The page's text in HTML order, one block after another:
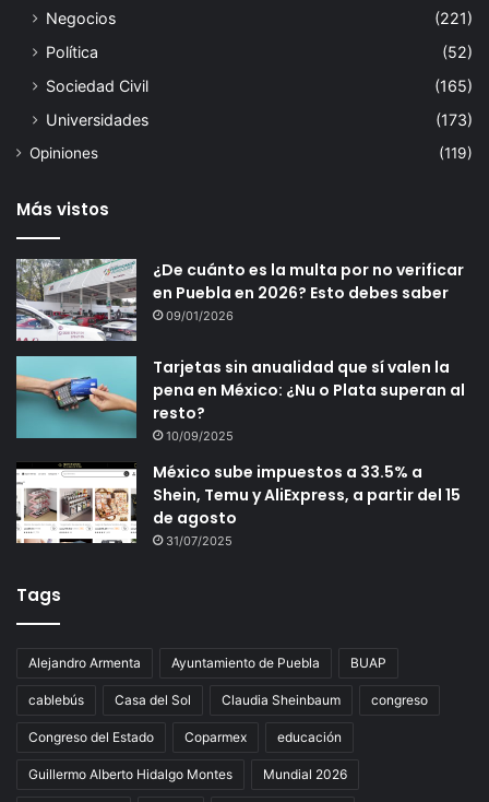
Negocios
(221)
Política
(52)
Sociedad Civil
(165)
Universidades
(173)
Opiniones (119)
Más vistos
¿De cuánto es la multa por no verificar
en Puebla en 2026? Esto debes saber
09/01/2026
Tarjetas sin anualidad que sí valen la
pena en México: ¿Nu o Plata superan al
resto?
10/09/2025
México sube impuestos a 33.5% a
Shein, Temu y AliExpress, a partir del 15
de agosto
31/07/2025
Tags
Alejandro Armenta Ayuntamiento de Puebla BUAP
cablebús Casa del Sol Claudia Sheinbaum congreso
Congreso del Estado Coparmex educación
Guillermo Alberto Hidalgo Montes Mundial 2026